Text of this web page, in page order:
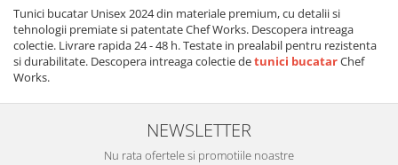
Tunici bucatar Unisex 2024 din materiale premium, cu detalii si
tehnologii premiate si patentate Chef Works. Descopera intreaga
colectie. Livrare rapida 24 - 48 h. Testate in prealabil pentru rezistenta
si durabilitate. Descopera intreaga colectie detunici bucatarChef
Works.
NEWSLETTER
Nu rata ofertele si promotiile noastre